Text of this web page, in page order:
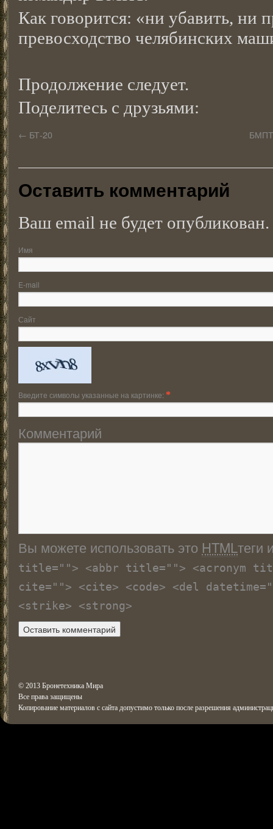
Как говорится: «ни убавить, ни
превосходство челябинских
Продолжение следует.
Поделитесь с друзьями:
← БТ-20 БМПТ
Оставить комментарий
Ваш email не будет опубликован.
Имя
E-mail
Сайт
Введите символы указанные на картинке: *
Комментарий
Вы можете использовать это HTMLтеги
title=""> <abbr title=""> <acronym
cite=""> <cite> <code> <del
<strike> <strong>
© 2013 Бронетехника Мира
Все права защищены
Копирование материалов с сайта допустимо только после разрешения